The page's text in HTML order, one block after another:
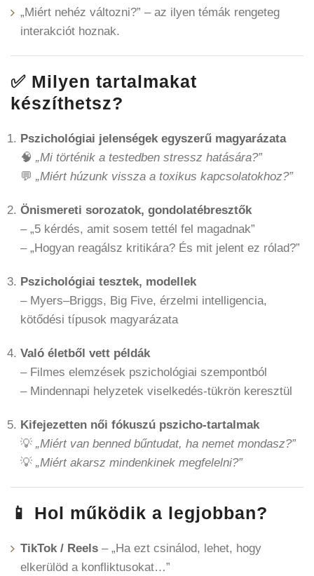
„Miért nehéz változni?” – az ilyen témák rengeteg
interakciót hoznak.
✅ Milyen tartalmakat
készíthetsz?
Pszichológiai jelenségek egyszerű magyarázata
🧠 „Mi történik a testedben stressz hatására?”
💬 „Miért húzunk vissza a toxikus kapcsolatokhoz?”
Önismereti sorozatok, gondolatébresztők
– „5 kérdés, amit sosem tettél fel magadnak”
– „Hogyan reagálsz kritikára? És mit jelent ez rólad?”
Pszichológiai tesztek, modellek
– Myers–Briggs, Big Five, érzelmi intelligencia,
kötődési típusok magyarázata
Való életből vett példák
– Filmes elemzések pszichológiai szempontból
– Mindennapi helyzetek viselkedés-tükrön keresztül
Kifejezetten női fókuszú pszicho-tartalmak
💡 „Miért van benned bűntudat, ha nemet mondasz?”
💡 „Miért akarsz mindenkinek megfelelni?”
📱 Hol működik a legjobban?
TikTok / Reels – „Ha ezt csinálod, lehet, hogy
elkerülöd a konfliktusokat…”